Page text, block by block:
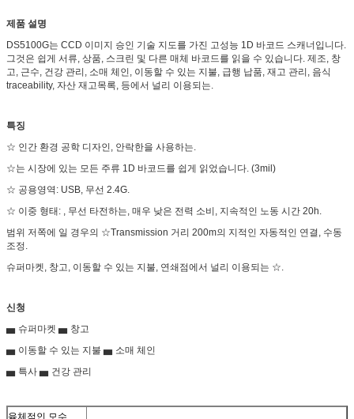
제품 설명
DS5100G는 CCD 이미지 승인 기술 지도를 가진 고성능 1D 바코드 스캐너입니다.
그것은 쉽게 서류, 상품, 스크린 및 다른 매체 바코드를 읽을 수 있습니다. 제조, 창
고, 근수, 건강 관리, 소매 체인, 이동할 수 있는 지불, 급행 납품, 재고 관리, 음식
traceability, 자산 재고목록, 등에서 널리 이용되는.
특징
☆ 인간 환경 공학 디자인, 안락한을 사용하는.
☆는 시장에 있는 모든 주류 1D 바코드를 쉽게 읽었습니다. (3mil)
☆ 공용영역: USB, 무선 2.4G.
☆ 이중 형태: , 무선 타전하는, 매우 낮은 전력 소비, 지속적인 노동 시간 20h.
범위 저쪽에 일 경우의 ☆Transmission 거리 200m의 지적인 자동적인 연결, 수동
조정.
슈퍼마켓, 창고, 이동할 수 있는 지불, 연쇄점에서 널리 이용되는 ☆.
신청
▅ 슈퍼마켓 ▅ 창고
▅ 이동할 수 있는 지불 ▅ 소매 체인
▅ 특사 ▅ 건강 관리
육체적인 모수